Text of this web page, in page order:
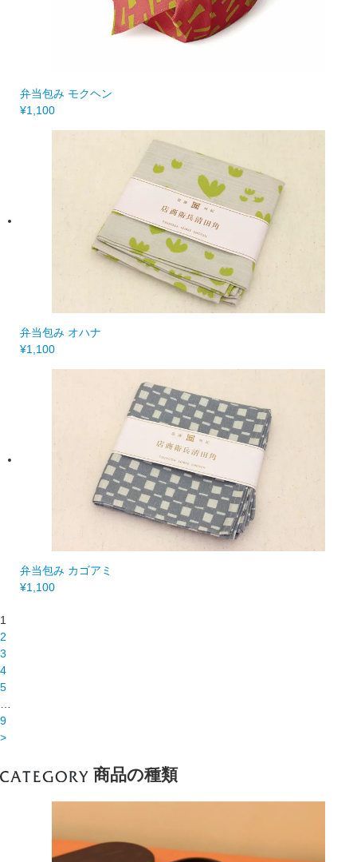
弁当包み モクヘン
¥1,100
弁当包み オハナ
¥1,100
弁当包み カゴアミ
¥1,100
1
2
3
4
5
…
9
>
商品の種類